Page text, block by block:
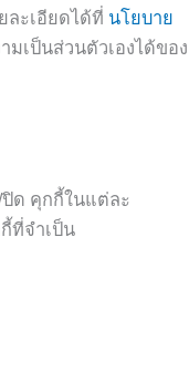
ะเอียดได้ที่ นโยบาย
มเป็นส่วนตัวเองได้ของ
ด คุกกี้ในแต่ละ
ที่จำเป็น